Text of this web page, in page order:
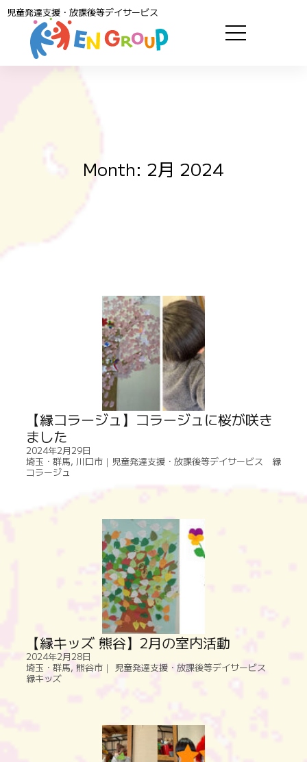
児童発達支援・放課後等デイサービス
Month: 2月 2024
【縁コラージュ】コラージュに桜が咲き
ました
2024年2月29日
埼玉・群馬, 川口市｜児童発達支援・放課後等デイサービス 縁
コラージュ
【縁キッズ 熊谷】2月の室内活動
2024年2月28日
埼玉・群馬, 熊谷市｜ 児童発達支援・放課後等デイサービス
縁キッズ